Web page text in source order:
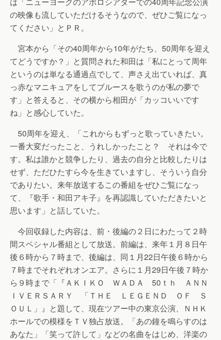
の映像も流していただけるそうなので、ぜひご覧になっ
てください」とＰＲ。
宮本から「その40周年から10年がたち、50周年を迎え
てどうですか？」と質問された和田は「私にとって周年
というのは単なる通過点でして、声さえ出ていれば、真
っ赤なマニキュアをしてブルースを歌うのが私の夢で
す」と答えると、その横から相田が「カッコいいです
ね」と感心していた。
50周年を迎え、「これからもずっと歌っていきたい。
一番大変だったこと、うれしかったこと？ それは今で
す。私は誰かと競争したり、過去の自分と比較したりは
せず、ただひたすら今を生きていますし、そういう自分
でありたい。来年放送するこの番組をぜひご覧になっ
て、『歌手・和田アキ子』を再認識していただきたいと
思います」と話していた。
今回収録した内容は、前・後編の２日にわたって２時
間スペシャル番組として放送。前編は、来年１月８日午
後６時から７時まで、後編は、同１月22日午後６時から
７時までそれぞれオンエア。さらに１月29日午後７時か
ら９時まで「『ＡＫＩＫＯ ＷＡＤＡ 50ｔｈ ＡＮＮ
ＩＶＥＲＳＡＲＹ 「ＴＨＥ ＬＥＧＥＮＤ ＯＦ Ｓ
ＯＵＬ」』と題して、現在ツアー中の東京公演、ＮＨＫ
ホールでの模様をＴＶ独占放送。「あの鐘を鳴らすのは
あなた」「笑って許して」などの名曲をはじめ、洋楽の